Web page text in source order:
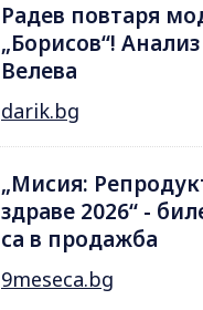
Радев повтаря
„Борисов“!
Велева
darik.bg
„Мисия:
здраве 2026“ -
са в продажба
9meseca.bg